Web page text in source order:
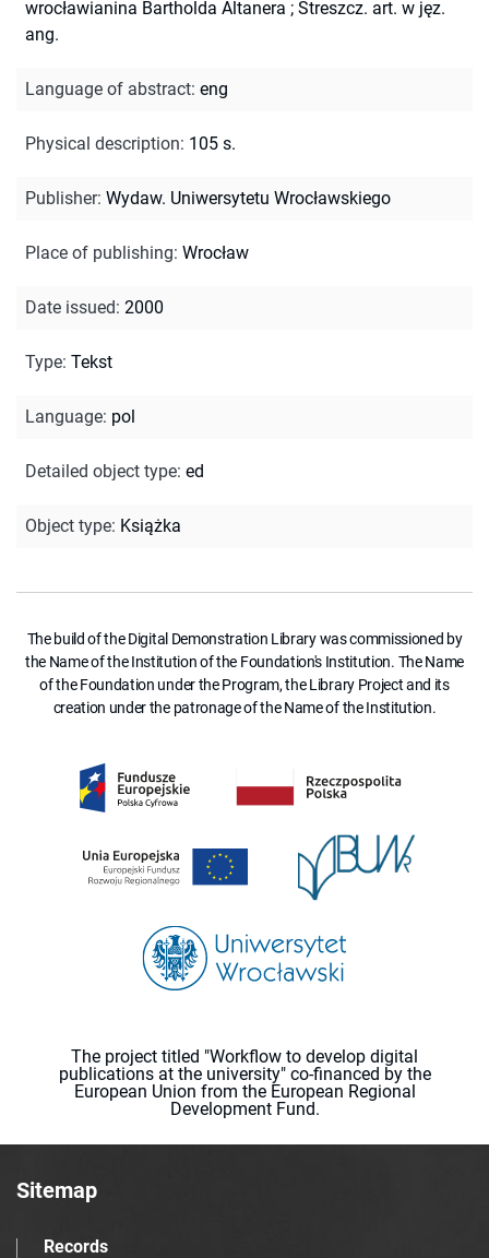
wrocławianina Bartholda Altanera ; Streszcz. art. w jęz.
ang.
Language of abstract: eng
Physical description: 105 s.
Publisher: Wydaw. Uniwersytetu Wrocławskiego
Place of publishing: Wrocław
Date issued: 2000
Type: Tekst
Language: pol
Detailed object type: ed
Object type: Książka
The build of the Digital Demonstration Library was commissioned by
the Name of the Institution of the Foundation's Institution. The Name
of the Foundation under the Program, the Library Project and its
creation under the patronage of the Name of the Institution.
The project titled "Workflow to develop digital
publications at the university" co-financed by the
European Union from the European Regional
Development Fund.
Sitemap
Records